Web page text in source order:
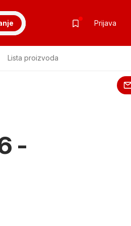
Prijava
Lista proizvoda
-